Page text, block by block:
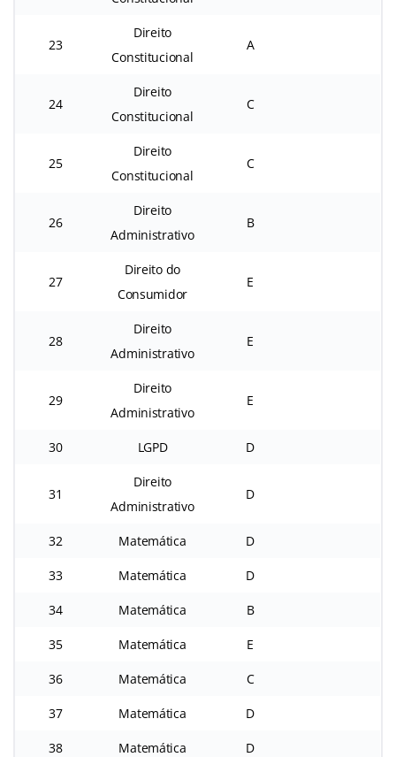
23
Direito
Constitucional
A
24
Direito
Constitucional
C
25
Direito
Constitucional
C
26
Direito
Administrativo
B
27
Direito do
Consumidor
E
28
Direito
Administrativo
E
29
Direito
Administrativo
E
30 LGPD D
31
Direito
Administrativo
D
32 Matemática D
33 Matemática D
34 Matemática B
35 Matemática E
36 Matemática C
37 Matemática D
38 Matemática D